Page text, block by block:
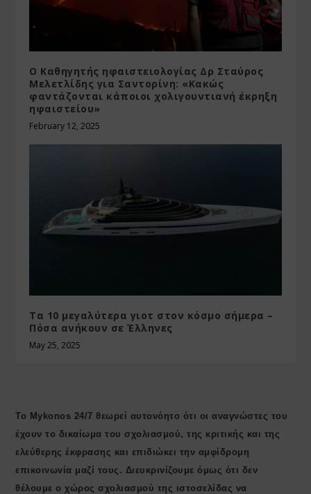
Ο Καθηγητής ηφαιστειολογίας Δρ Σταύρος
Μελετλίδης για Σαντορίνη: «Κακώς
φαντάζονται κάποιοι χολιγουντιανή έκρηξη
ηφαιστείου»
February 12, 2025
Τα 10 μεγαλύτερα γιοτ στον κόσμο σήμερα –
Πόσα ανήκουν σε Έλληνες
May 25, 2025
Το Mykonos 24/7 θεωρεί αυτονόητο ότι οι αναγνώστες του
έχουν το δικαίωμα του σχολιασμού, της κριτικής και της
ελεύθερης έκφρασης και επιδιώκει την αμφίδρομη
επικοινωνία μαζί τους. Διευκρινίζουμε όμως ότι δεν
θέλουμε ο χώρος σχολιασμού της ιστοσελίδας να